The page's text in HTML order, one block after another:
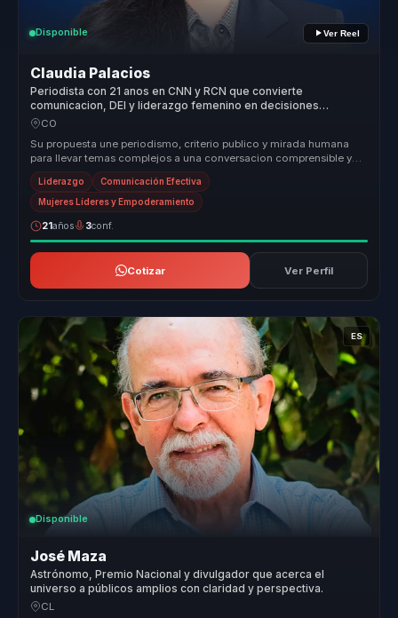
Disponible Ver Reel
Claudia Palacios
Periodista con 21 anos en CNN y RCN que convierte
comunicacion, DEI y liderazgo femenino en decisiones
ejecutivas para lideres.
CO
Su propuesta une periodismo, criterio publico y mirada humana
para llevar temas complejos a una conversacion comprensible y
movilizadora....
Liderazgo Comunicación Efectiva
Mujeres Líderes y Empoderamiento
21años 3conf.
Cotizar Ver Perfil
ES
Disponible
José Maza
Astrónomo, Premio Nacional y divulgador que acerca el
universo a públicos amplios con claridad y perspectiva.
CL